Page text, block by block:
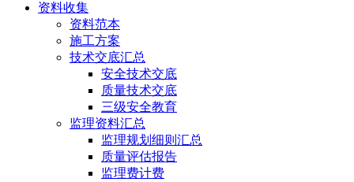
资料收集
资料范本
施工方案
技术交底汇总
安全技术交底
质量技术交底
三级安全教育
监理资料汇总
监理规划细则汇总
质量评估报告
监理费计费